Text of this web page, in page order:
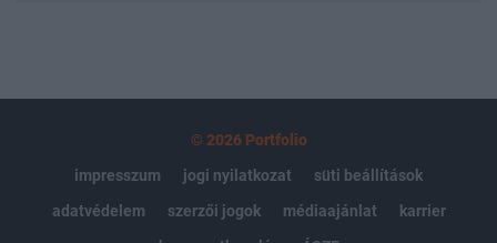
© 2026 Portfolio
impresszum
jogi nyilatkozat
süti beállítások
adatvédelem
szerzői jogok médiaajánlat
karrier